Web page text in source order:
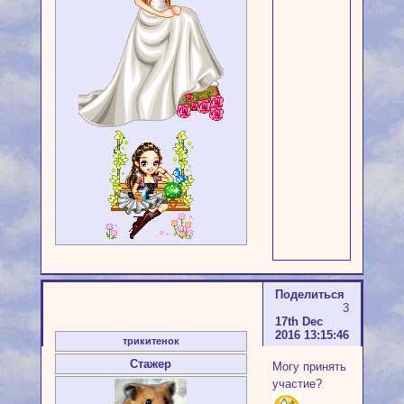
Поделиться
3
17th Dec
2016 13:15:46
трикитенок
Стажер
Могу принять
участие?